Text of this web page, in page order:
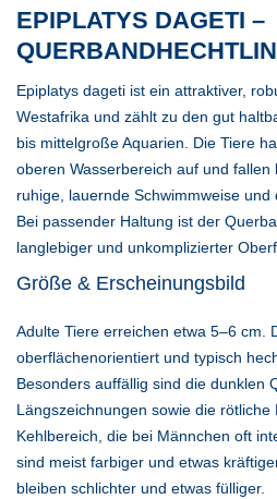
EPIPLATYS DAGETI –
Epiplatys dageti ist ein attraktiver,
Westafrika und zählt zu den gut
bis mittelgroße Aquarien. Die Tiere
oberen Wasserbereich auf und
ruhige, lauernde Schwimmweise
Bei passender Haltung ist der
langlebiger und unkomplizierter
Größe & Erscheinungsbild
Adulte Tiere erreichen etwa 5–6 cm.
oberflächenorientiert und typisch
Besonders auffällig sind die dunklen
Längszeichnungen sowie die
Kehlbereich, die bei Männchen oft
sind meist farbiger und etwas
bleiben schlichter und etwas fülliger.